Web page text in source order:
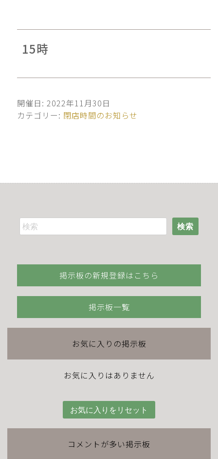
15時
開催日: 2022年11月30日
カテゴリー: 閉店時間のお知らせ
検索
掲示板の新規登録はこちら
掲示板一覧
お気に入りの掲示板
お気に入りはありません
お気に入りをリセット
コメントが多い掲示板